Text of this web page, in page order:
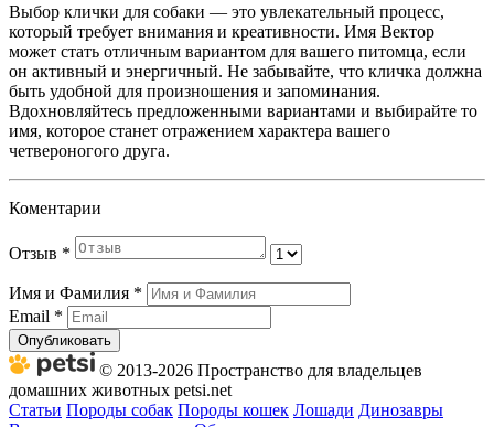
Выбор клички для собаки — это увлекательный процесс,
который требует внимания и креативности. Имя Вектор
может стать отличным вариантом для вашего питомца, если
он активный и энергичный. Не забывайте, что кличка должна
быть удобной для произношения и запоминания.
Вдохновляйтесь предложенными вариантами и выбирайте то
имя, которое станет отражением характера вашего
четвероногого друга.
Коментарии
Отзыв *
Имя и Фамилия *
Email *
Опубликовать
© 2013-2026 Пространство для владельцев
домашних животных petsi.net
Статьи Породы собак Породы кошек Лошади Динозавры